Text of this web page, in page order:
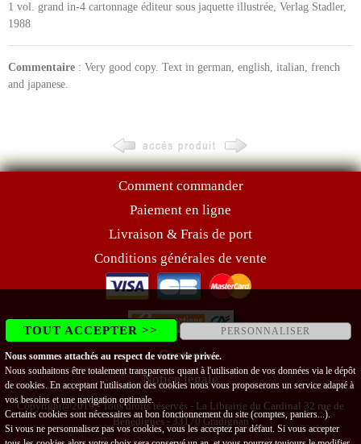
1 vol. grand in-4 cartonnage éditeur sous jaquette illustrée, Verlag Stadler,
1988
Commentaire : Very good copy. Text in german, english, italian, french
and japanese.
Comment commander
Paiement en ligne
Livraison & Frais de port
Conditions générales de vente
Contact
Notice légale
Copyright@2019 - Tous droits réservés - La Librairie du Cardinal 32 rue de
Bénédigues - 33170 Gradignan
TOUT ACCEPTER >> PERSONNALISER
Nous sommes attachés au respect de votre vie privée.
Nous souhaitons être totalement transparents quant à l'utilisation de vos données via le dépôt
de cookies. En acceptant l'utilisation des cookies nous vous proposerons un service adapté à
vos besoins et une navigation optimale.
Certains cookies sont nécessaires au bon fonctionnement du site (comptes, paniers...).
Si vous ne personnalisez pas vos cookies, vous les acceptez par défaut. Si vous accepter